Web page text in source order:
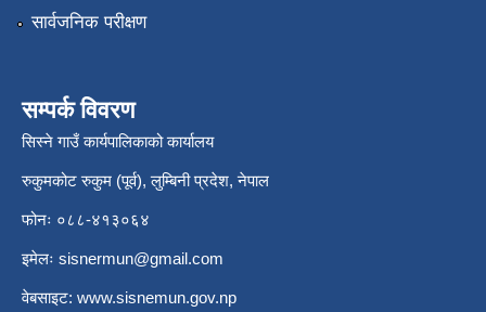
सार्वजनिक परीक्षण
सम्पर्क विवरण
सिस्ने गाउँ कार्यपालिकाको कार्यालय
रुकुमकोट रुकुम (पूर्व), लुम्बिनी प्रदेश, नेपाल
फोनः ०८८-४१३०६४
इमेलः sisnermun@gmail.com
वेबसाइट: www.sisnemun.gov.np